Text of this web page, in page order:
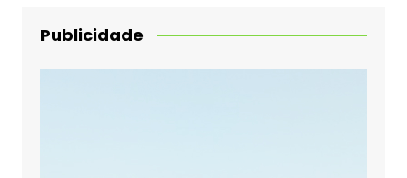
Publicidade